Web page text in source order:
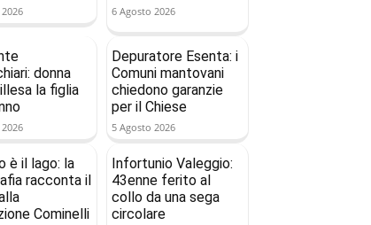
6 Agosto 2026
donna
la figlia
Depuratore Esenta: i
Comuni mantovani
chiedono garanzie
per il Chiese
5 Agosto 2026
è il lago: la
racconta il
Cominelli
Infortunio Valeggio:
43enne ferito al
collo da una sega
circolare